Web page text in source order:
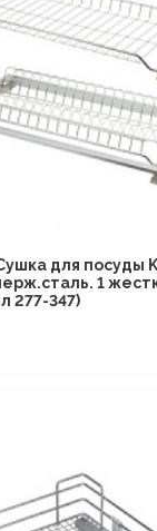
для посуды
1
277-347)